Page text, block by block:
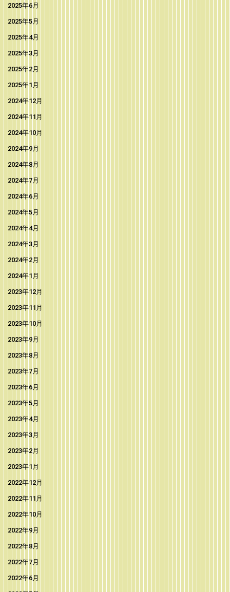
2025年6月
2025年5月
2025年4月
2025年3月
2025年2月
2025年1月
2024年12月
2024年11月
2024年10月
2024年9月
2024年8月
2024年7月
2024年6月
2024年5月
2024年4月
2024年3月
2024年2月
2024年1月
2023年12月
2023年11月
2023年10月
2023年9月
2023年8月
2023年7月
2023年6月
2023年5月
2023年4月
2023年3月
2023年2月
2023年1月
2022年12月
2022年11月
2022年10月
2022年9月
2022年8月
2022年7月
2022年6月